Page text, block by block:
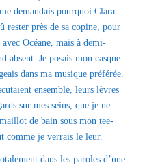
demandais pourquoi Clara
rester près de sa copine, pour
Océane, mais à demi-
absent. Je posais mon casque
dans ma musique préférée.
ensemble, leurs lèvres
sur mes seins, que je ne
de bain sous mon tee-
comme je verrais le leur.
dans les paroles d’une